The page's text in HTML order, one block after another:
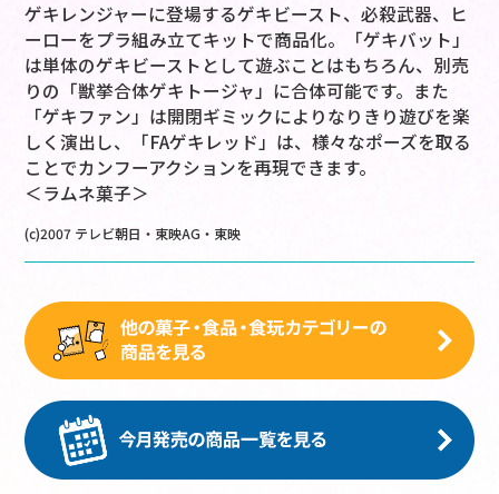
ゲキレンジャーに登場するゲキビースト、必殺武器、ヒ
ーローをプラ組み立てキットで商品化。「ゲキバット」
は単体のゲキビーストとして遊ぶことはもちろん、別売
りの「獣挙合体ゲキトージャ」に合体可能です。また
「ゲキファン」は開閉ギミックによりなりきり遊びを楽
しく演出し、「FAゲキレッド」は、様々なポーズを取る
ことでカンフーアクションを再現できます。
＜ラムネ菓子＞
(c)2007 テレビ朝日・東映AG・東映